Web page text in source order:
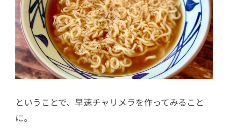
ということで、早速チャリメラを作ってみること
に。